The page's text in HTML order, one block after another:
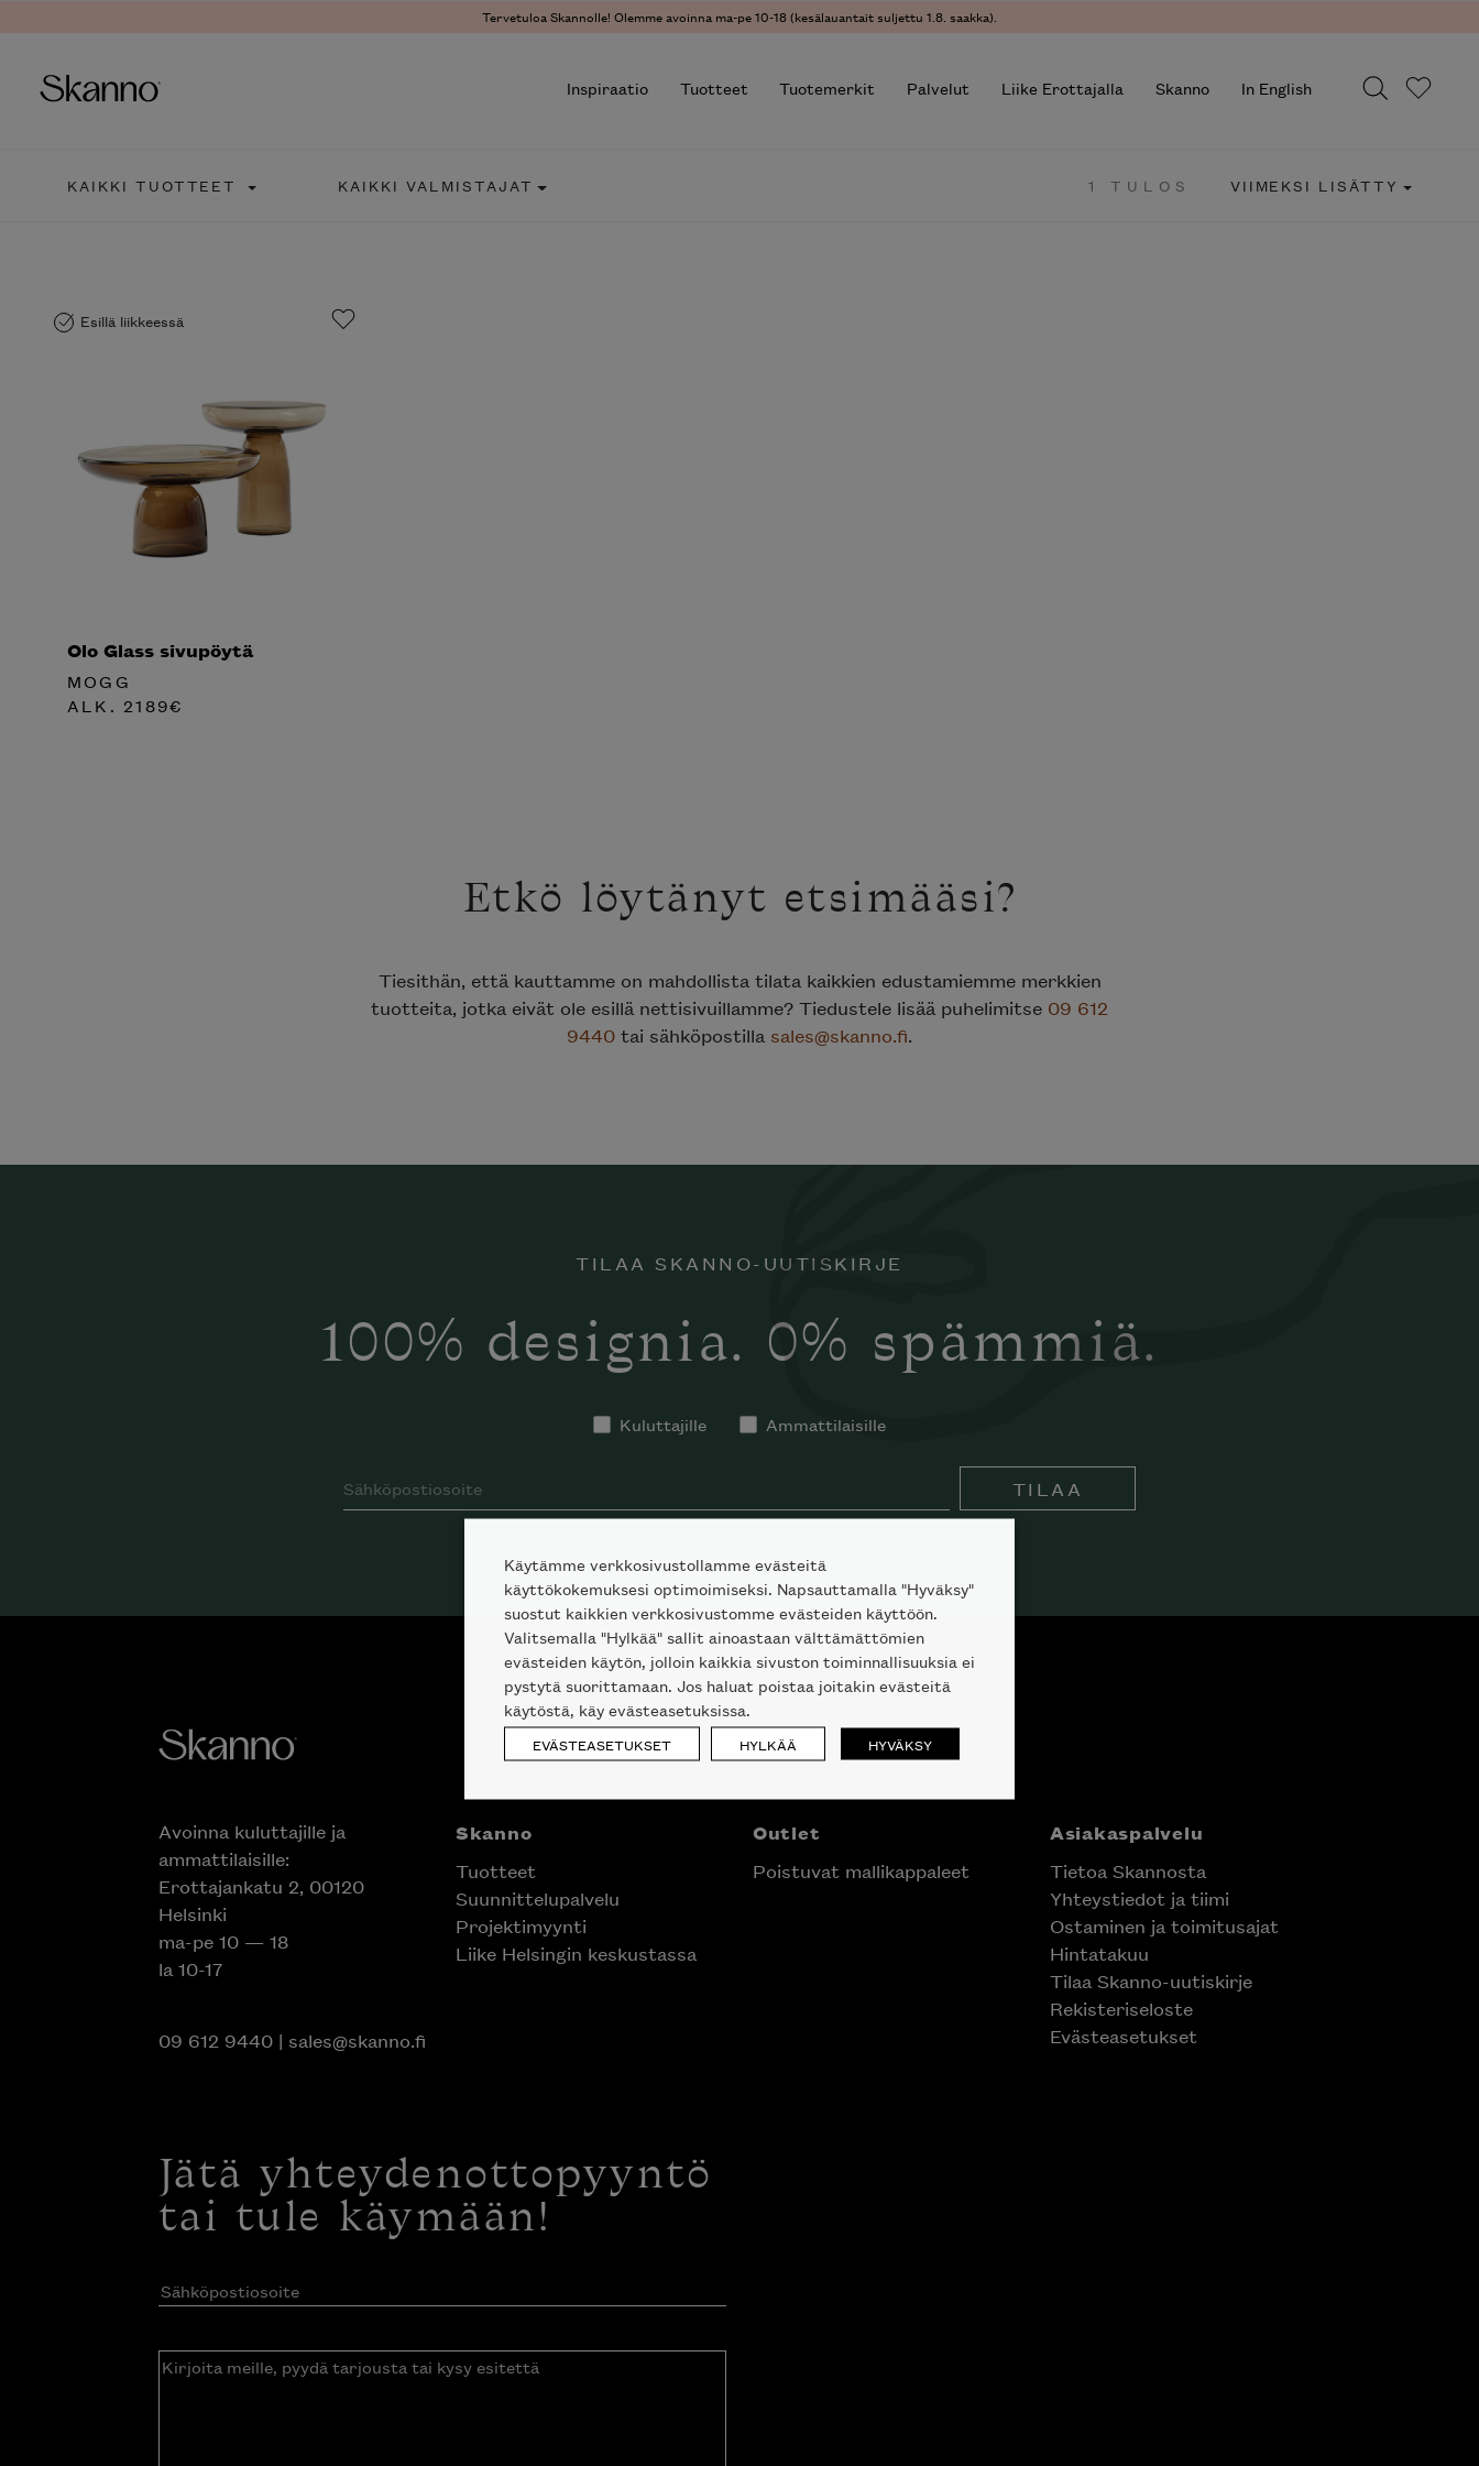
Tervetuloa Skannolle! Olemme avoinna ma-pe 10-18 (kesälauantait suljettu 1.8. saakka).
Inspiraatio Tuotteet Tuotemerkit Palvelut Liike Erottajalla Skanno In English
KAIKKI TUOTTEET KAIKKI VALMISTAJAT 1 TULOS VIIMEKSI LISÄTTY
Esillä liikkeessä
Olo Glass sivupöytä
MOGG
ALK. 2189€
Etkö löytänyt etsimääsi?
Tiesithän, että kauttamme on mahdollista tilata kaikkien edustamiemme merkkien
tuotteita, jotka eivät ole esillä nettisivuillamme? Tiedustele lisää puhelimitse 09 612
9440 tai sähköpostilla sales@skanno.fi.
TILAA SKANNO-UUTISKIRJE
100% designia. 0% spämmiä.
Kuluttajille Ammattilaisille
TILAA
Avoinna kuluttajille ja
ammattilaisille:
Erottajankatu 2, 00120
Helsinki
ma-pe 10 — 18
la 10-17
09 612 9440| sales@skanno.fi
Skanno
Tuotteet
Suunnittelupalvelu
Projektimyynti
Liike Helsingin keskustassa
Outlet
Poistuvat mallikappaleet
Asiakaspalvelu
Tietoa Skannosta
Yhteystiedot ja tiimi
Ostaminen ja toimitusajat
Hintatakuu
Tilaa Skanno-uutiskirje
Rekisteriseloste
Evästeasetukset
Jätä yhteydenottopyyntö
tai tule käymään!
Sähköpostiosoite(Pakollinen)
Kirjoita
Käytämme verkkosivustollamme evästeitä
käyttökokemuksesi optimoimiseksi. Napsauttamalla "Hyväksy"
suostut kaikkien verkkosivustomme evästeiden käyttöön.
Valitsemalla "Hylkää" sallit ainoastaan välttämättömien
evästeiden käytön, jolloin kaikkia sivuston toiminnallisuuksia ei
pystytä suorittamaan. Jos haluat poistaa joitakin evästeitä
käytöstä, käy evästeasetuksissa.
EVÄSTEASETUKSET HYLKÄÄ HYVÄKSY